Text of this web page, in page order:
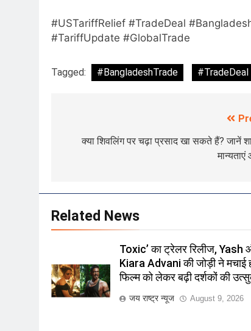
#USTariffRelief #TradeDeal
#TariffUpdate #GlobalTrade
Tagged: #BangladeshTrade #TradeDeal
navigation
क्या शिवलिंग पर चढ़ा प्रसाद खा सकते हैं? जानें
Related News
Toxic’ का ट्रेलर रिलीज, Yash
Kiara Advani की जोड़ी ने
फिल्म को लेकर बढ़ी दर्शकों की
जय राष्ट्र न्यूज August 9, 2026